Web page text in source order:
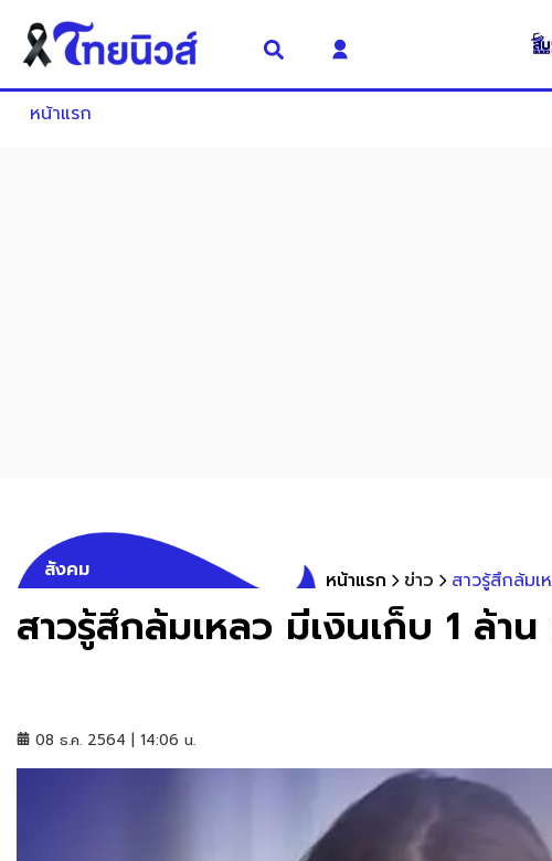
หน้าแรก
สังคม หน้าแรก ข่าว สาวรู้สึกล้มเ
สาวรู้สึกล้มเหลว มีเงินเก็บ 1 ล้
08 ธ.ค. 2564 | 14:06 น.